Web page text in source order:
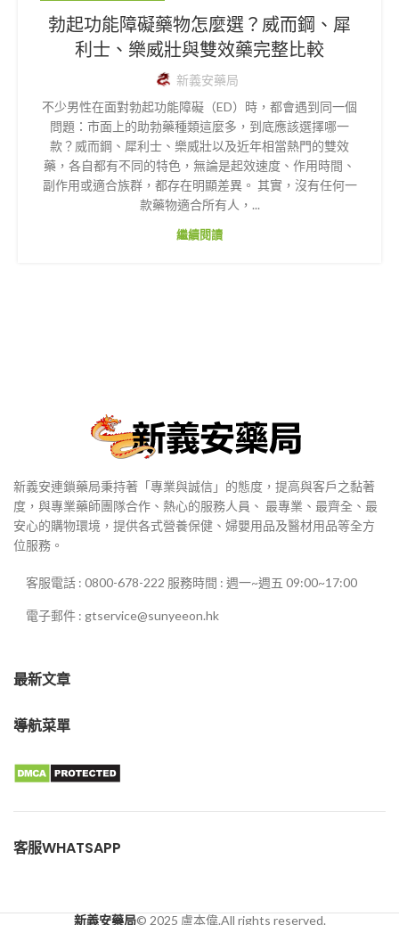
勃起功能障礙藥物怎麼選？威而鋼、犀
利士、樂威壯與雙效藥完整比較
新義安藥局
不少男性在面對勃起功能障礙（ED）時，都會遇到同一個
問題：市面上的助勃藥種類這麼多，到底應該選擇哪一
款？威而鋼、犀利士、樂威壯以及近年相當熱門的雙效
藥，各自都有不同的特色，無論是起效速度、作用時間、
副作用或適合族群，都存在明顯差異。 其實，沒有任何一
款藥物適合所有人，...
繼續閱讀
新義安連鎖藥局秉持著「專業與誠信」的態度，提高與客戶之黏著
度，與專業藥師團隊合作、熱心的服務人員、 最專業、最齊全、最
安心的購物環境，提供各式營養保健、婦嬰用品及醫材用品等全方
位服務。
客服電話 : 0800-678-222 服務時間 : 週一~週五 09:00~17:00
電子郵件 : gtservice@sunyeeon.hk
最新文章
導航菜單
客服WHATSAPP
新義安藥局© 2025 盧本偉.All rights reserved.